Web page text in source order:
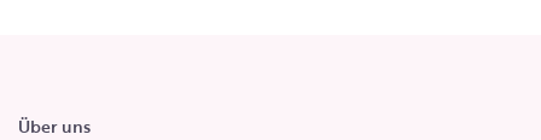
Über uns